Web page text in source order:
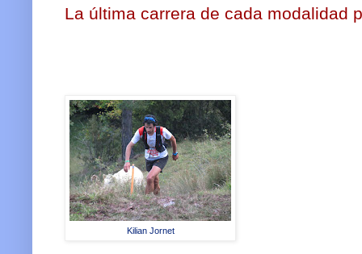
La última carrera de cada modalidad
Kilian Jornet